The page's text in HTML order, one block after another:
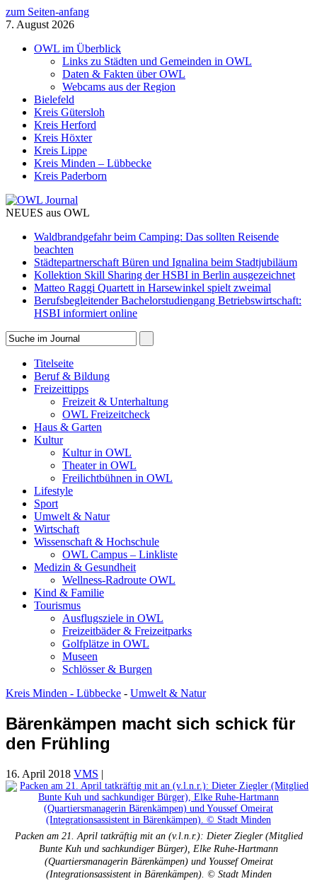
zum Seiten-anfang
7. August 2026
OWL im Überblick
Links zu Städten und Gemeinden in OWL
Daten & Fakten über OWL
Webcams aus der Region
Bielefeld
Kreis Gütersloh
Kreis Herford
Kreis Höxter
Kreis Lippe
Kreis Minden – Lübbecke
Kreis Paderborn
NEUES aus OWL
Waldbrandgefahr beim Camping: Das sollten Reisende
beachten
Städtepartnerschaft Büren und Ignalina beim Stadtjubiläum
Kollektion Skill Sharing der HSBI in Berlin ausgezeichnet
Matteo Raggi Quartett in Harsewinkel spielt zweimal
Berufsbegleitender Bachelorstudiengang Betriebswirtschaft:
HSBI informiert online
Titelseite
Beruf & Bildung
Freizeittipps
Freizeit & Unterhaltung
OWL Freizeitcheck
Haus & Garten
Kultur
Kultur in OWL
Theater in OWL
Freilichtbühnen in OWL
Lifestyle
Sport
Umwelt & Natur
Wirtschaft
Wissenschaft & Hochschule
OWL Campus – Linkliste
Medizin & Gesundheit
Wellness-Radroute OWL
Kind & Familie
Tourismus
Ausflugsziele in OWL
Freizeitbäder & Freizeitparks
Golfplätze in OWL
Museen
Schlösser & Burgen
Kreis Minden - Lübbecke - Umwelt & Natur
Bärenkämpen macht sich schick für
den Frühling
16. April 2018 VMS |
Packen am 21. April tatkräftig mit an (v.l.n.r.): Dieter Ziegler (Mitglied
Bunte Kuh und sachkundiger Bürger), Elke Ruhe-Hartmann
(Quartiersmanagerin Bärenkämpen) und Youssef Omeirat
(Integrationsassistent in Bärenkämpen). © Stadt Minden